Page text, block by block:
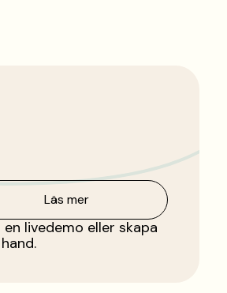
Läs mer
livedemo eller skapa